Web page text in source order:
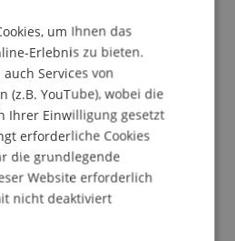
zum Thema
und
- Finanzplatz Strategie:
auf die
persönlichen Karriere
um Ihnen das
Erlebnis zu bieten.
Services von
(z.B. YouTube), wobei die
Ihrer Einwilligung gesetzt
erforderliche Cookies
die grundlegende
Website erforderlich
nicht deaktiviert